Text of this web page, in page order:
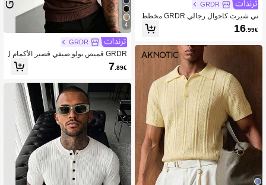
GRDR
تي شيرت كاجوال رجالي GRDR مخطط
باللون الأزرق الداكن والأبيض - موضة صي
فية بسيطة بأكمام قصيرة
16.99€
4
GRDR
GRDR قميص بولو صيفي قصير الأكمام ل
لرجال بلون سادة، مناسب للخروجات ال
صيفية، أساسي للأناقة العصرية
7 .89€